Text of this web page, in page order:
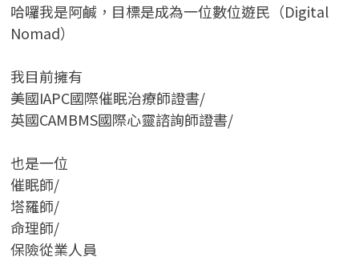
哈囉我是阿鹹，目標是成為一位數位遊民（Digital
Nomad）
我目前擁有
美國IAPC國際催眠治療師證書/
英國CAMBMS國際心靈諮詢師證書/
也是一位
催眠師/
塔羅師/
命理師/
保險從業人員